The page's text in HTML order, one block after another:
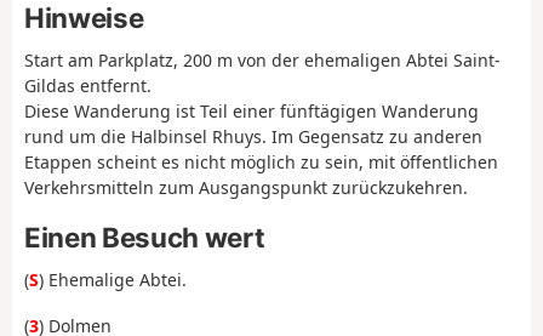
Hinweise
Start am Parkplatz, 200 m von der ehemaligen Abtei Saint-
Gildas entfernt.
Diese Wanderung ist Teil einer fünftägigen Wanderung
rund um die Halbinsel Rhuys. Im Gegensatz zu anderen
Etappen scheint es nicht möglich zu sein, mit öffentlichen
Verkehrsmitteln zum Ausgangspunkt zurückzukehren.
Einen Besuch wert
(S) Ehemalige Abtei.
(3) Dolmen